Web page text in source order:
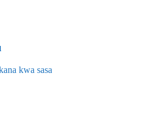
kwa sasa